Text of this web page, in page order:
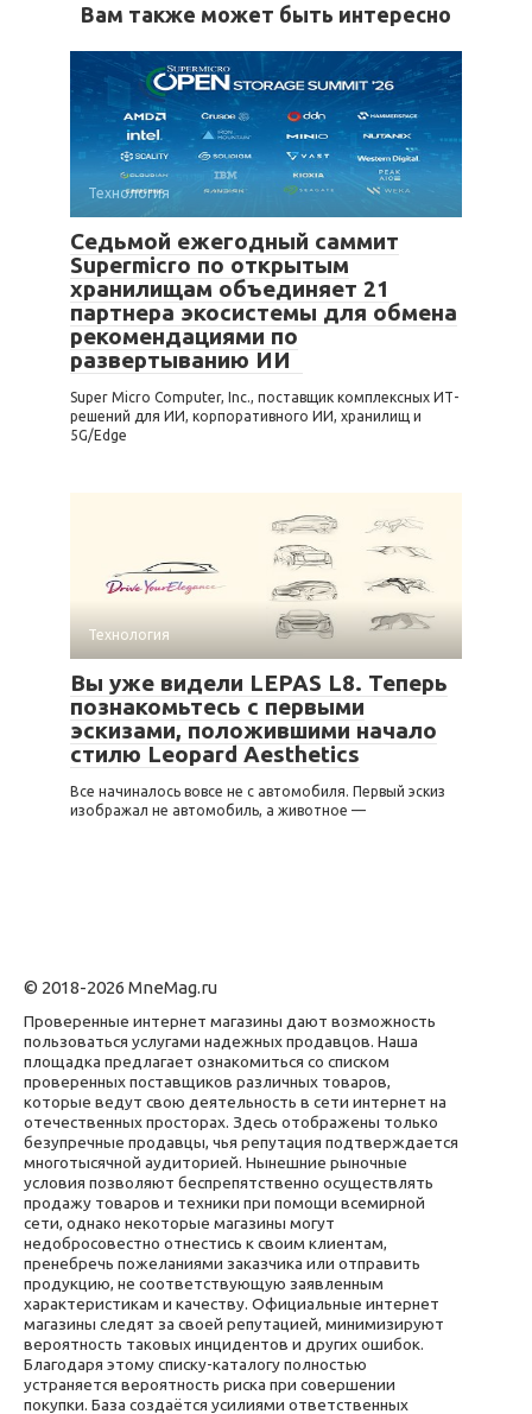
Вам также может быть интересно
Технология
Седьмой ежегодный саммит
Supermicro по открытым
хранилищам объединяет 21
партнера экосистемы для обмена
рекомендациями по
развертыванию ИИ
Super Micro Computer, Inc., поставщик комплексных ИТ-
решений для ИИ, корпоративного ИИ, хранилищ и
5G/Edge
Технология
Вы уже видели LEPAS L8. Теперь
познакомьтесь с первыми
эскизами, положившими начало
стилю Leopard Aesthetics
Все начиналось вовсе не с автомобиля. Первый эскиз
изображал не автомобиль, а животное —
© 2018-2026 MneMag.ru
Проверенные интернет магазины дают возможность
пользоваться услугами надежных продавцов. Наша
площадка предлагает ознакомиться со списком
проверенных поставщиков различных товаров,
которые ведут свою деятельность в сети интернет на
отечественных просторах. Здесь отображены только
безупречные продавцы, чья репутация подтверждается
многотысячной аудиторией. Нынешние рыночные
условия позволяют беспрепятственно осуществлять
продажу товаров и техники при помощи всемирной
сети, однако некоторые магазины могут
недобросовестно отнестись к своим клиентам,
пренебречь пожеланиями заказчика или отправить
продукцию, не соответствующую заявленным
характеристикам и качеству. Официальные интернет
магазины следят за своей репутацией, минимизируют
вероятность таковых инцидентов и других ошибок.
Благодаря этому списку-каталогу полностью
устраняется вероятность риска при совершении
покупки. База создаётся усилиями ответственных